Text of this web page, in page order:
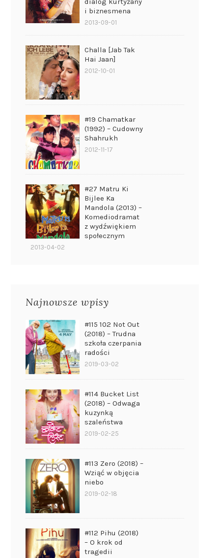
i biznesmena
2013-09-01
Challa [Jab Tak
Hai Jaan]
2012-10-01
#19 Chamatkar
(1992) – Cudowny
Shahrukh
2012-11-17
#27 Matru Ki
Bijlee Ka
Mandola (2013) –
Komediodramat
z wydźwiękiem
społecznym
2013-04-02
Najnowsze wpisy
#115 102 Not Out
(2018) – Trudna
szkoła czerpania
radości
2019-03-02
#114 Bucket List
(2018) – Odwaga
kuzynką
szaleństwa
2019-02-25
#113 Zero (2018) –
Wziąć w objęcia
niebo
2019-02-18
#112 Pihu (2018)
– O krok od
tragedii